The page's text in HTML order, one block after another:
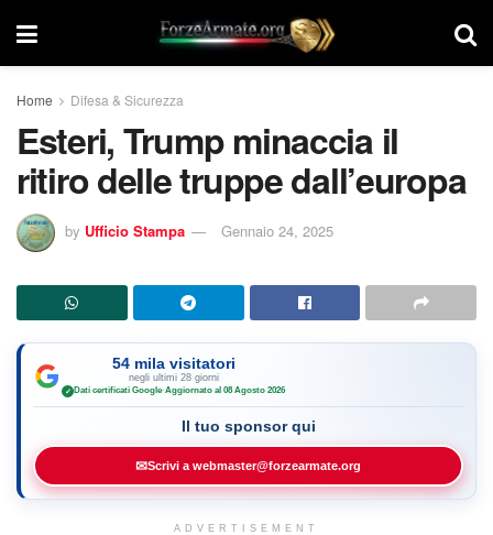
Home Difesa & Sicurezza
Esteri, Trump minaccia il
ritiro delle truppe dall’europa
by Ufficio Stampa Gennaio 24, 2025
54 mila visitatori
negli ultimi 28 giorni
✓ Dati certificati Google·Aggiornato al 08 Agosto 2026
Il tuo sponsor qui
✉Scrivi a webmaster@forzearmate.org
ADVERTISEMENT